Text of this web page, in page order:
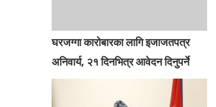
घरजग्गा कारोबारका लागि इजाजतपत्र
अनिवार्य, २१ दिनभित्र आवेदन दिनुपर्ने